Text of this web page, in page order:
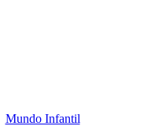
Mundo Infantil